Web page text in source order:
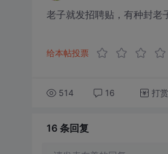
老子就发招聘贴，有种封老
给本帖投票
514 16 打赏
16 条回复